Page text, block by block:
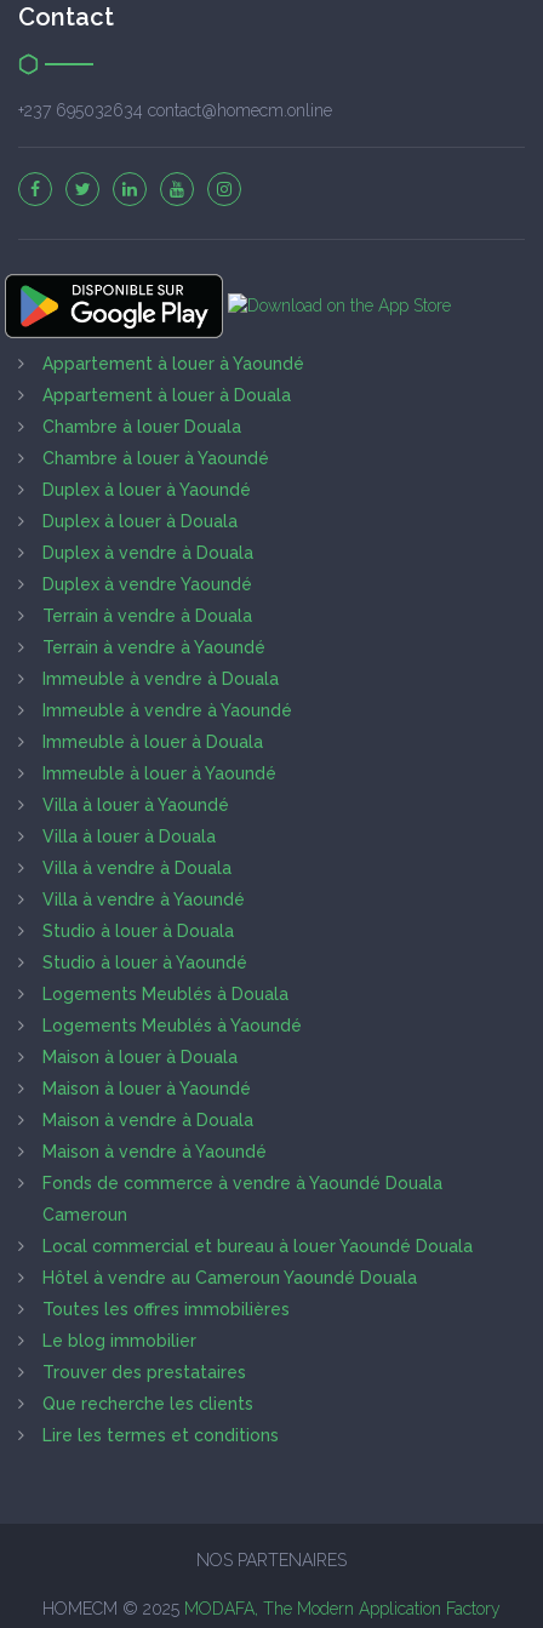
Contact
+237 695032634 contact@homecm.online
Appartement à louer à Yaoundé
Appartement à louer à Douala
Chambre à louer Douala
Chambre à louer à Yaoundé
Duplex à louer à Yaoundé
Duplex à louer à Douala
Duplex à vendre à Douala
Duplex à vendre Yaoundé
Terrain à vendre à Douala
Terrain à vendre à Yaoundé
Immeuble à vendre à Douala
Immeuble à vendre à Yaoundé
Immeuble à louer à Douala
Immeuble à louer à Yaoundé
Villa à louer à Yaoundé
Villa à louer à Douala
Villa à vendre à Douala
Villa à vendre à Yaoundé
Studio à louer à Douala
Studio à louer à Yaoundé
Logements Meublés à Douala
Logements Meublés à Yaoundé
Maison à louer à Douala
Maison à louer à Yaoundé
Maison à vendre à Douala
Maison à vendre à Yaoundé
Fonds de commerce à vendre à Yaoundé Douala
Cameroun
Local commercial et bureau à louer Yaoundé Douala
Hôtel à vendre au Cameroun Yaoundé Douala
Toutes les offres immobilières
Le blog immobilier
Trouver des prestataires
Que recherche les clients
Lire les termes et conditions
NOS PARTENAIRES
HOMECM © 2025 MODAFA, The Modern Application Factory